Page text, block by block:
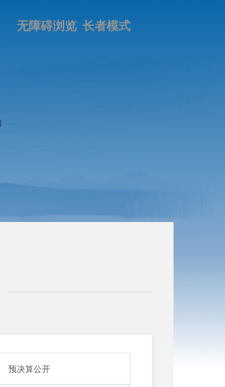
长者模式
无障碍浏览
预决算公开